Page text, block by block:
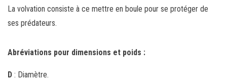
La volvation consiste à ce mettre en boule pour se protéger de
ses prédateurs.
Abréviations pour dimensions et poids :
D : Diamètre.